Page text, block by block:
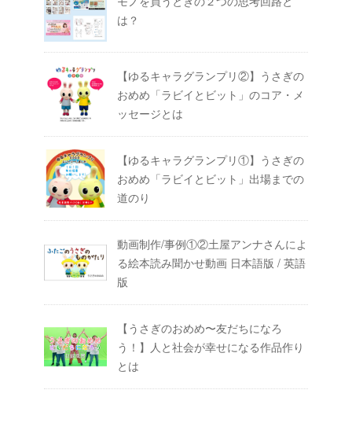
は？
【ゆるキャラグランプリ②】うさぎの
おめめ「ラビイとビット」のコア・メ
ッセージとは
【ゆるキャラグランプリ①】うさぎの
おめめ「ラビイとビット」出場までの
道のり
動画制作/事例①②土屋アンナさんによ
る絵本読み聞かせ動画 日本語版 / 英語
版
【うさぎのおめめ〜友だちになろ
う！】人と社会が幸せになる作品作り
とは